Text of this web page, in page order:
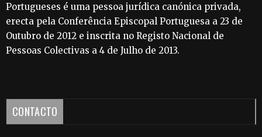
Portugueses é uma pessoa jurídica canónica privada,
erecta pela Conferência Episcopal Portuguesa a 23 de
Outubro de 2012 e inscrita no Registo Nacional de
Pessoas Colectivas a 4 de Julho de 2013.
CONTACTO